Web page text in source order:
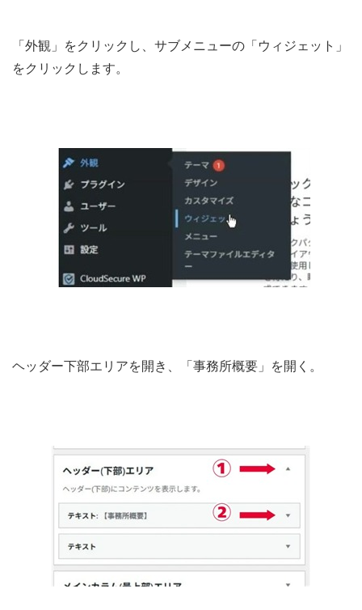
「外観」をクリックし、サブメニューの「ウィジェット」
をクリックします。
ヘッダー下部エリアを開き、「事務所概要」を開く。